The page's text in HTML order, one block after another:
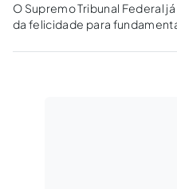
O Supremo Tribunal Federal
da felicidade para
direito fundamental.